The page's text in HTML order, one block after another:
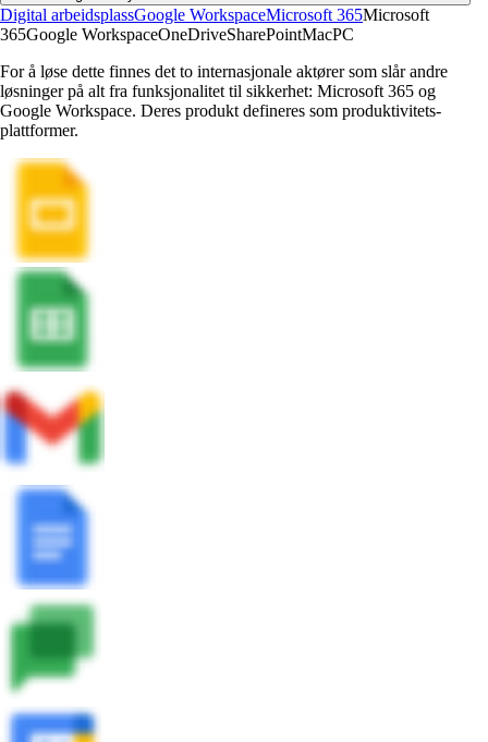
Digital arbeidsplassGoogle WorkspaceMicrosoft 365Microsoft
365Google WorkspaceOneDriveSharePointMacPC
For å løse dette finnes det to internasjonale aktører som slår andre
løsninger på alt fra funksjonalitet til sikkerhet: Microsoft 365 og
Google Workspace. Deres produkt defineres som produktivitets-
plattformer.